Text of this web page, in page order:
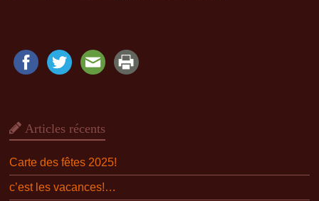
Articles récents
Carte des fêtes 2025!
c’est les vacances!…